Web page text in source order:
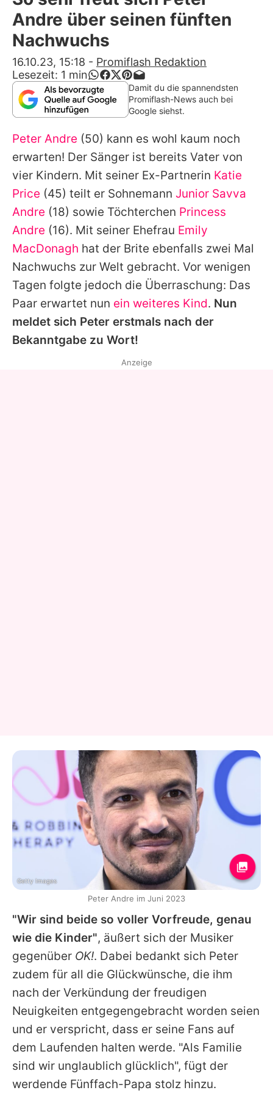
Alle Themen auf Promiflash
App runterladen
Team
Redaktionelle Richtlinien
Impressum
Datenschutzerklärung
Nutzungsbedingungen
Utiq verwalten
Andre über seinen fünften
Nachwuchs
16.10.23, 15:18 - Promiflash Redaktion
Lesezeit: 1 min
Damit du die spannendsten
Promiflash-News auch bei
Google siehst.
Peter Andre (50) kann es wohl kaum noch
erwarten! Der Sänger ist bereits Vater von
vier Kindern. Mit seiner Ex-Partnerin Katie
Price (45) teilt er Sohnemann Junior Savva
Andre (18) sowie Töchterchen Princess
Andre (16). Mit seiner Ehefrau Emily
MacDonagh hat der Brite ebenfalls zwei Mal
Nachwuchs zur Welt gebracht. Vor wenigen
Tagen folgte jedoch die Überraschung: Das
Paar erwartet nun ein weiteres Kind. Nun
meldet sich Peter erstmals nach der
Bekanntgabe zu Wort!
"Wir sind beide so voller Vorfreude, genau
wie die Kinder", äußert sich der Musiker
gegenüber OK!. Dabei bedankt sich Peter
zudem für all die Glückwünsche, die ihm
nach der Verkündung der freudigen
Neuigkeiten entgegengebracht worden seien
und er verspricht, dass er seine Fans auf
dem Laufenden halten werde. "Als Familie
sind wir unglaublich glücklich", fügt der
werdende Fünffach-Papa stolz hinzu.
Anzeige
Getty Images
Peter Andre im Juni 2023